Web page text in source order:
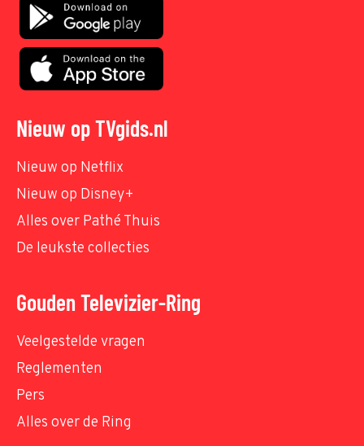
Nieuw op TVgids.nl
Nieuw op Netflix
Nieuw op Disney+
Alles over Pathé Thuis
De leukste collecties
Gouden Televizier-Ring
Veelgestelde vragen
Reglementen
Pers
Alles over de Ring